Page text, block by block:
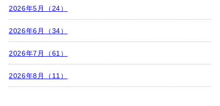
2026年5月（24）
2026年6月（34）
2026年7月（61）
2026年8月（11）